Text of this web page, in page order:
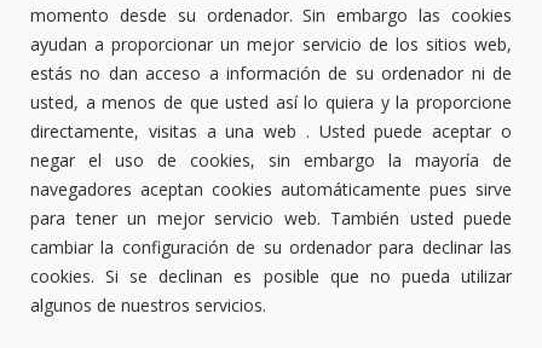
momento desde su ordenador. Sin embargo las cookies
ayudan a proporcionar un mejor servicio de los sitios web,
estás no dan acceso a información de su ordenador ni de
usted, a menos de que usted así lo quiera y la proporcione
directamente, visitas a una web . Usted puede aceptar o
negar el uso de cookies, sin embargo la mayoría de
navegadores aceptan cookies automáticamente pues sirve
para tener un mejor servicio web. También usted puede
cambiar la configuración de su ordenador para declinar las
cookies. Si se declinan es posible que no pueda utilizar
algunos de nuestros servicios.